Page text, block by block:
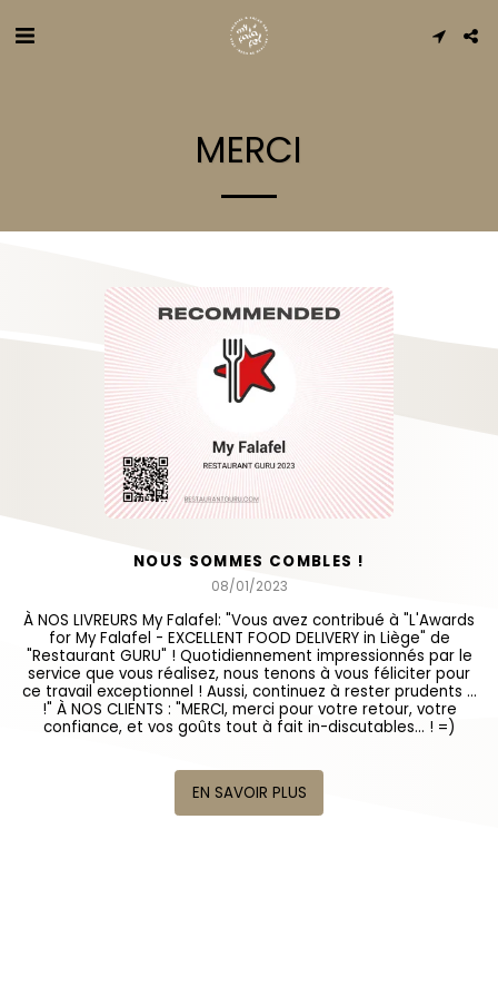
MERCI
NOUS SOMMES COMBLÉS !
08/01/2023
À NOS LIVREURS My Falafel: "Vous avez contribué à "L'Awards
for My Falafel - EXCELLENT FOOD DELIVERY in Liège" de
"Restaurant GURU" ! Quotidiennement impressionnés par le
service que vous réalisez, nous tenons à vous féliciter pour
ce travail exceptionnel ! Aussi, continuez à rester prudents ...
!" À NOS CLIENTS : "MERCI, merci pour votre retour, votre
confiance, et vos goûts tout à fait in-discutables... ! =)
EN SAVOIR PLUS